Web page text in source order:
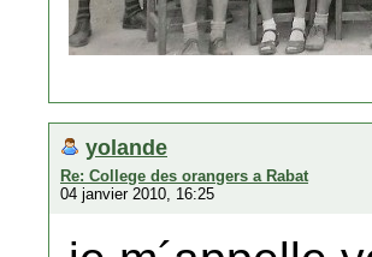
yolande
Re: College des orangers a Rabat
04 janvier 2010, 16:25